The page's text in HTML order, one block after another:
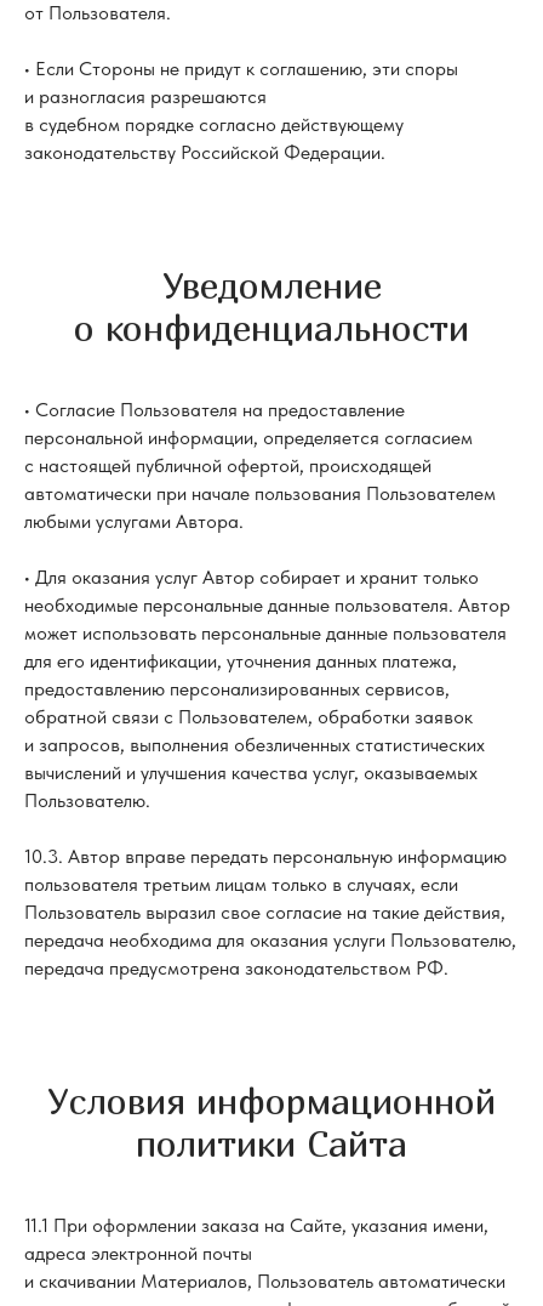
от Пользователя.
• Если Стороны не придут к соглашению, эти споры
и разногласия разрешаются
в судебном порядке согласно действующему
законодательству Российской Федерации.
Уведомление
о конфиденциальности
• Согласие Пользователя на предоставление
персональной информации, определяется согласием
с настоящей публичной офертой, происходящей
автоматически при начале пользования Пользователем
любыми услугами Автора.
• Для оказания услуг Автор собирает и хранит только
необходимые персональные данные пользователя. Автор
может использовать персональные данные пользователя
для его идентификации, уточнения данных платежа,
предоставлению персонализированных сервисов,
обратной связи с Пользователем, обработки заявок
и запросов, выполнения обезличенных статистических
вычислений и улучшения качества услуг, оказываемых
Пользователю.
10.3. Автор вправе передать персональную информацию
пользователя третьим лицам только в случаях, если
Пользователь выразил свое согласие на такие действия,
передача необходима для оказания услуги Пользователю,
передача предусмотрена законодательством РФ.
Условия информационной
политики Сайта
11.1 При оформлении заказа на Сайте, указания имени,
адреса электронной почты
и скачивании Материалов, Пользователь автоматически